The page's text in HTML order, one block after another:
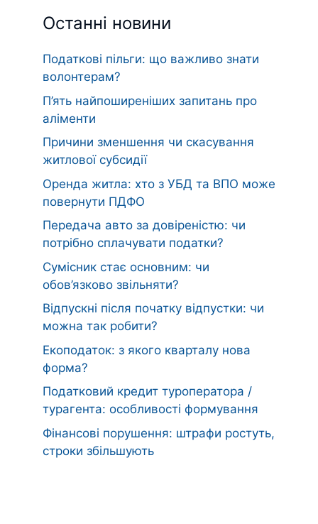
Останні новини
Податкові пільги: що важливо знати
волонтерам?
П’ять найпоширеніших запитань про
аліменти
Причини зменшення чи скасування
житлової субсидії
Оренда житла: хто з УБД та ВПО може
повернути ПДФО
Передача авто за довіреністю: чи
потрібно сплачувати податки?
Сумісник стає основним: чи
обов’язково звільняти?
Відпускні після початку відпустки: чи
можна так робити?
Екоподаток: з якого кварталу нова
форма?
Податковий кредит туроператора /
турагента: особливості формування
Фінансові порушення: штрафи ростуть,
строки збільшують